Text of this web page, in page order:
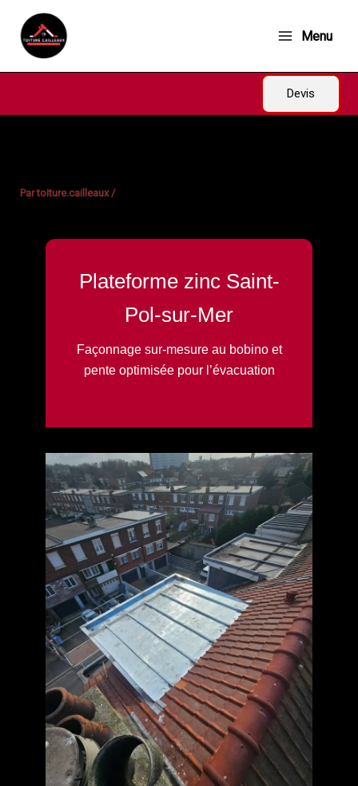
contenu
Menu
Devis
Partoiture.cailleaux/
Plateforme zinc Saint-
Pol-sur-Mer
Façonnage sur-mesure au bobino et
pente optimisée pour l’évacuation